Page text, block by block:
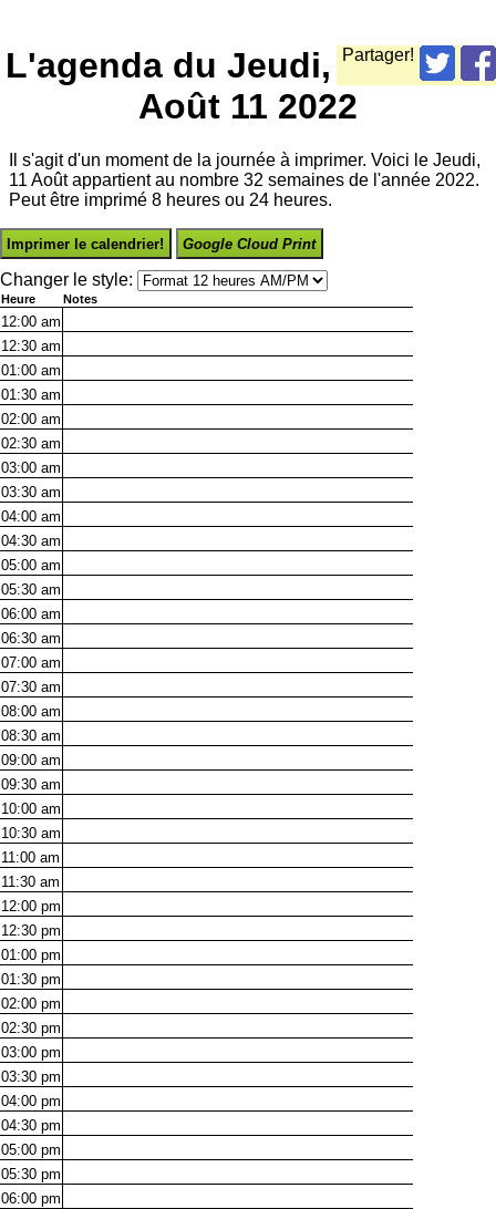
Partager!
L'agenda du Jeudi,
Août 11 2022
Il s'agit d'un moment de la journée à imprimer. Voici le Jeudi,
11 Août appartient au nombre 32 semaines de l'année 2022.
Peut être imprimé 8 heures ou 24 heures.
Imprimer le calendrier! Google Cloud Print
Changer le style:
Heure Notes
12:00 am
12:30 am
01:00 am
01:30 am
02:00 am
02:30 am
03:00 am
03:30 am
04:00 am
04:30 am
05:00 am
05:30 am
06:00 am
06:30 am
07:00 am
07:30 am
08:00 am
08:30 am
09:00 am
09:30 am
10:00 am
10:30 am
11:00 am
11:30 am
12:00 pm
12:30 pm
01:00 pm
01:30 pm
02:00 pm
02:30 pm
03:00 pm
03:30 pm
04:00 pm
04:30 pm
05:00 pm
05:30 pm
06:00 pm